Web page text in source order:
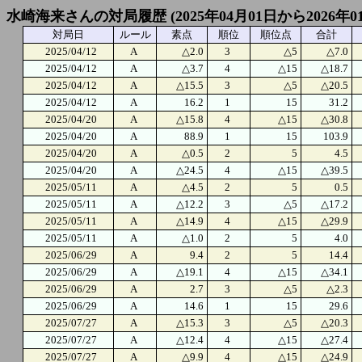
水崎海来さんの対局履歴 (2025年04月01日から2026年
対局日 ルール 素点 順位 順位点
合計
2025/04/12
A △2.0 3 △5
△7.0
2025/04/12
A △3.7 4 △15
△18.7
2025/04/12
A △15.5 3 △5
△20.5
2025/04/12
A 16.2 1 15
31.2
2025/04/20
A △15.8 4 △15
△30.8
2025/04/20
A 88.9 1 15
103.9
2025/04/20
A △0.5 2 5
4.5
2025/04/20
A △24.5 4 △15
△39.5
2025/05/11
A △4.5 2 5
0.5
2025/05/11
A △12.2 3 △5
△17.2
2025/05/11
A △14.9 4 △15
△29.9
2025/05/11
A △1.0 2 5
4.0
2025/06/29
A 9.4 2 5
14.4
2025/06/29
A △19.1 4 △15
△34.1
2025/06/29
A 2.7 3 △5
△2.3
2025/06/29
A 14.6 1 15
29.6
2025/07/27
A △15.3 3 △5
△20.3
2025/07/27
A △12.4 4 △15
△27.4
2025/07/27
A △9.9 4 △15
△24.9